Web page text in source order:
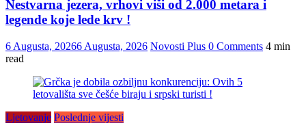
Nestvarna jezera, vrhovi viši od 2.000 metara i
legende koje lede krv !
6 Augusta, 20266 Augusta, 2026 Novosti Plus 0 Comments 4 min
read
Ljetovanje Poslednje vijesti